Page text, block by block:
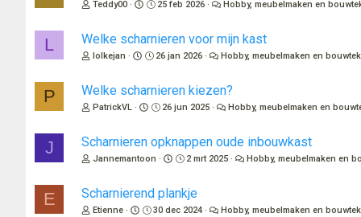
Teddy00 25 feb 2026 Hobby, meubelmaken en
L Welke scharnieren voor mijn kast
lolkejan 26 jan 2026 Hobby, meubelmaken en
P Welke scharnieren kiezen?
PatrickVL 26 jun 2025 Hobby, meubelmaken en
J Scharnieren opknappen oude inbouwkast
Jannemantoon 2 mrt 2025 Hobby, meubelmaken en
E Scharnierend plankje
Etienne 30 dec 2024 Hobby, meubelmaken en